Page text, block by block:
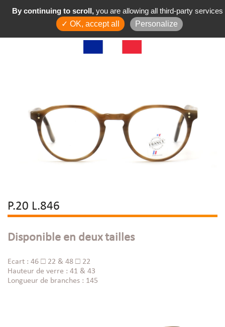
P.20 L.846
Disponible en deux tailles
Ecart : 46 □ 22 & 48 □ 22
Hauteur de verre : 41 & 43
Longueur de branches : 145
By continuing to scroll, you are allowing all third-party services
✓ OK, accept all
Personalize